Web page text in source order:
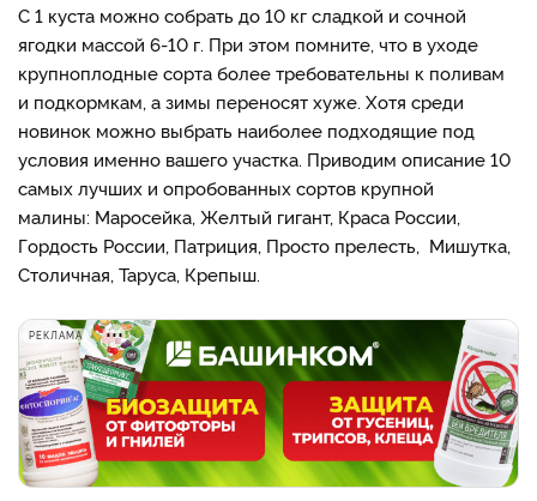
С 1 куста можно собрать до 10 кг сладкой и сочной
ягодки массой 6-10 г. При этом помните, что в уходе
крупноплодные сорта более требовательны к поливам
и подкормкам, а зимы переносят хуже. Хотя среди
новинок можно выбрать наиболее подходящие под
условия именно вашего участка. Приводим описание 10
самых лучших и опробованных сортов крупной
малины: Маросейка, Желтый гигант, Краса России,
Гордость России, Патриция, Просто прелесть, Мишутка,
Столичная, Таруса, Крепыш.
РЕКЛАМА